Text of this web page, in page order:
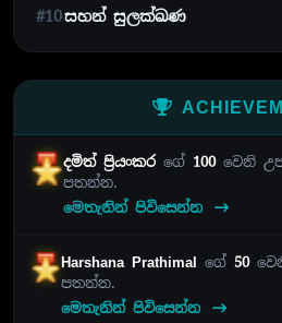
#10සහන් සුලක්ඛණ
දමිත් ප්‍රියංකරගේ 100වෙනි
පතන්න.
මෙතැනින් පිවිසෙන්න
Harshana Prathimal ගේ 50
පතන්න.
මෙතැනින් පිවිසෙන්න